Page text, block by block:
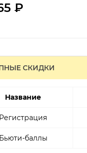
₽
СКИДКИ
Название
Регистрация
Бьюти-баллы